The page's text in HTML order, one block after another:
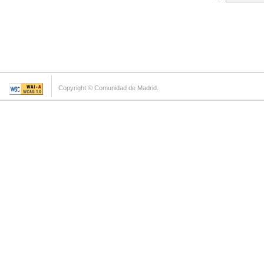
Copyright © Comunidad de Madrid.